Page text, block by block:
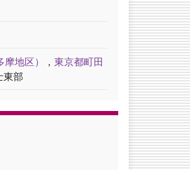
地区） ， 東京都町田
東部